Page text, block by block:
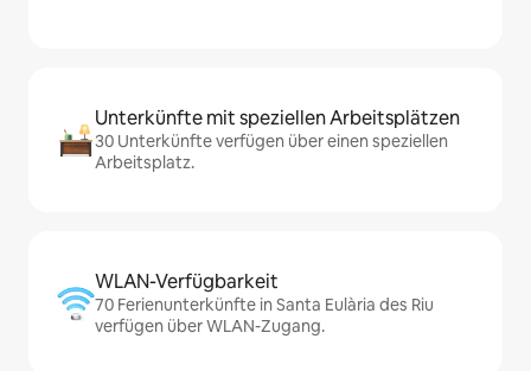
Unterkünfte mit speziellen Arbeitsplätzen
30 Unterkünfte verfügen über einen speziellen
Arbeitsplatz.
WLAN-Verfügbarkeit
70 Ferienunterkünfte in Santa Eulària des Riu
verfügen über WLAN-Zugang.